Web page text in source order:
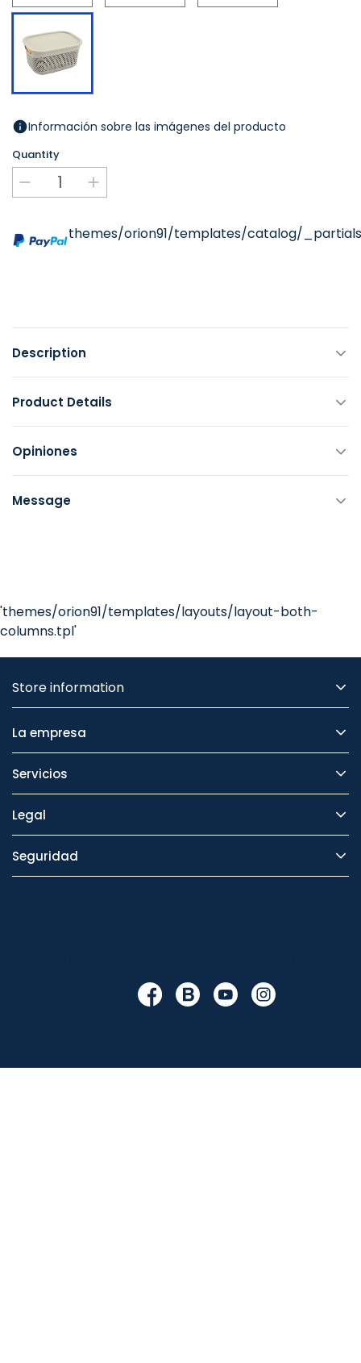
Beige
Información sobre las imágenes del producto
Quantity
themes/orion91/templates/catalog/
Description
Product Details
Opiniones
Message
'themes/orion91/templates/layouts/layout-both-
columns.tpl'
Store information
La empresa
Servicios
Legal
Seguridad